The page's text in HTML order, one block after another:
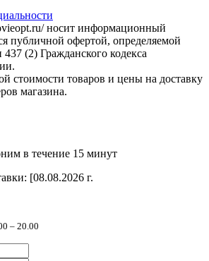
носит информационный
публичной офертой, определяемой
(2) Гражданского кодекса
стоимости товаров и цены на доставку
магазина.
в течение 15 минут
[08.08.2026 г.
– 20.00